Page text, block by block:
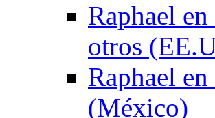
Raphael
otros
Raphael
(México)